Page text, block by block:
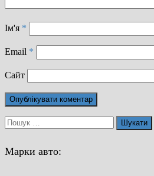
Ім'я *
Email *
Сайт
Пошук:
Марки авто: